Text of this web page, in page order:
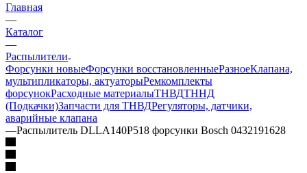
Главная
—
Каталог
—
Распылители
Форсунки новыеФорсунки восстановленныеРазноеКлапана,
мультипликаторы, актуаторыРемкомплекты
форсунокРасходные материалыТНВДТННД
(Подкачки)Запчасти для ТНВДРегуляторы, датчики,
аварийные клапана
—Распылитель DLLA140P518 форсунки Bosch 0432191628